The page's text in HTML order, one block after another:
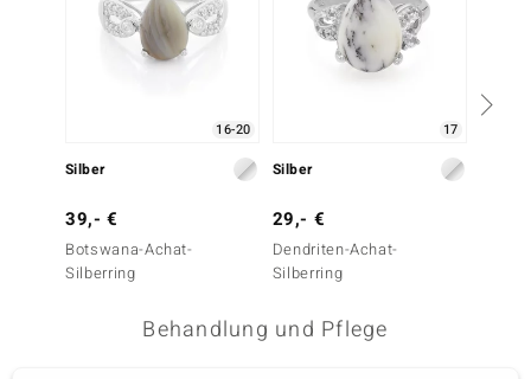
16-20
Silber
39,- €
Botswana-Achat-
Silberring
17
Silber
29,- €
Dendriten-Achat-
Silberring
Behandlung und Pflege